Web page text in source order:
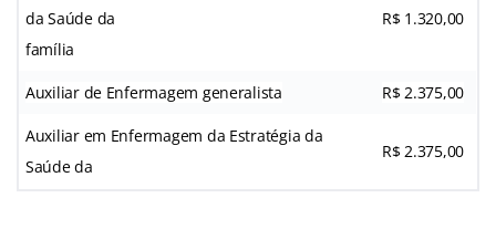
da Saúde da
família
R$ 1.320,00
Auxiliar de Enfermagem generalista R$ 2.375,00
Auxiliar em Enfermagem da Estratégia da
Saúde da
R$ 2.375,00